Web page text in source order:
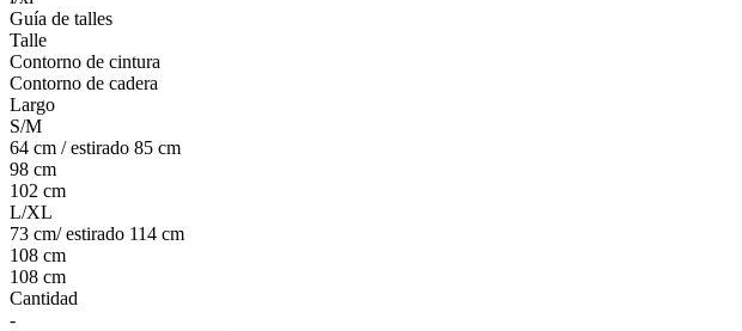
Guía de talles
Talle
Contorno de cintura
Contorno de cadera
Largo
S/M
64 cm / estirado 85 cm
98 cm
102 cm
L/XL
73 cm/ estirado 114 cm
108 cm
108 cm
Cantidad
-